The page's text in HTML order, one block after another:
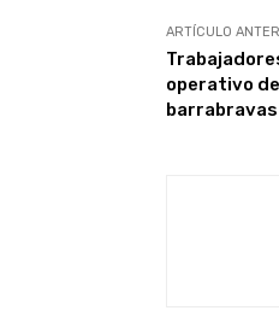
ARTÍCULO
operativo
barrabravas